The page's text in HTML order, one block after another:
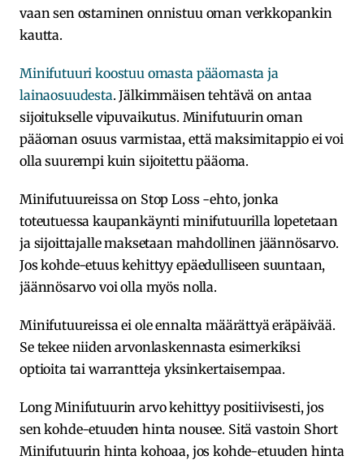
vaan sen ostaminen onnistuu oman verkkopankin
kautta.
Minifutuuri koostuu omasta pääomasta ja
lainaosuudesta. Jälkimmäisen tehtävä on antaa
sijoitukselle vipuvaikutus. Minifutuurin oman
pääoman osuus varmistaa, että maksimitappio ei voi
olla suurempi kuin sijoitettu pääoma.
Minifutuureissa on Stop Loss -ehto, jonka
toteutuessa kaupankäynti minifutuurilla lopetetaan
ja sijoittajalle maksetaan mahdollinen jäännösarvo.
Jos kohde-etuus kehittyy epäedulliseen suuntaan,
jäännösarvo voi olla myös nolla.
Minifutuureissa ei ole ennalta määrättyä eräpäivää.
Se tekee niiden arvonlaskennasta esimerkiksi
optioita tai warrantteja yksinkertaisempaa.
Long Minifutuurin arvo kehittyy positiivisesti, jos
sen kohde-etuuden hinta nousee. Sitä vastoin Short
Minifutuurin hinta kohoaa, jos kohde-etuuden hinta